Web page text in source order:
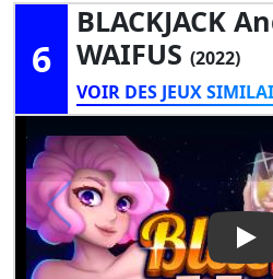
6
BLACKJACK
WAIFUS (2022)
VOIR DES JEUX